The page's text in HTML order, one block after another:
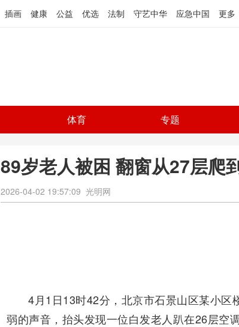
插画 健康 公益 优选 法制 守艺中华 应急中国 更多
体育 专题
89岁老人被困 翻窗从27层爬
2026-04-02 19:57:09 光明网
4月1日13时42分，北京市石景山区某小区
弱的声音，抬头发现一位白发老人趴在26层空